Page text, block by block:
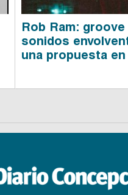
Rob Ram: groove
sonidos
una propuesta